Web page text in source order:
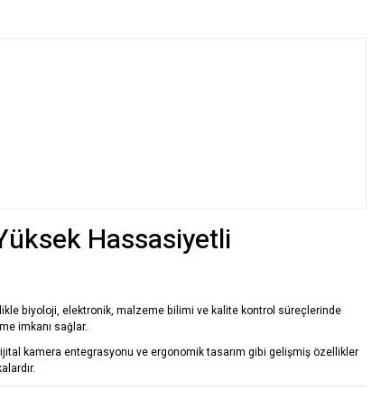
Hassasiyetli
biyoloji, elektronik, malzeme bilimi ve kalite kontrol süreçlerinde
imkanı sağlar.
kamera entegrasyonu ve ergonomik tasarım gibi gelişmiş özellikler